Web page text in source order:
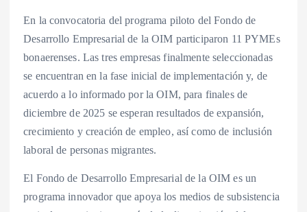
En la convocatoria del programa piloto del Fondo de
Desarrollo Empresarial de la OIM participaron 11 PYMEs
bonaerenses. Las tres empresas finalmente seleccionadas
se encuentran en la fase inicial de implementación y, de
acuerdo a lo informado por la OIM, para finales de
diciembre de 2025 se esperan resultados de expansión,
crecimiento y creación de empleo, así como de inclusión
laboral de personas migrantes.
El Fondo de Desarrollo Empresarial de la OIM es un
programa innovador que apoya los medios de subsistencia